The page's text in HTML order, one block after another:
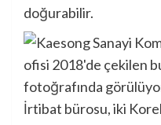
doğurabilir.
İrtibat bürosu, iki